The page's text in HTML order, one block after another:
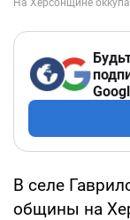
В селе
общины на